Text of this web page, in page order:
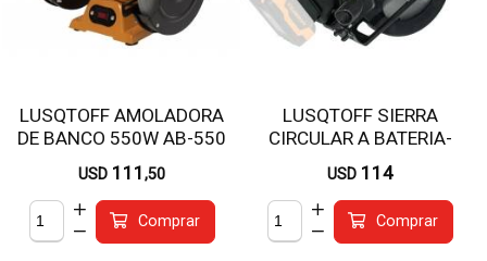
LUSQTOFF AMOLADORA
DE BANCO 550W AB-550
USD 111,50
Comprar
LUSQTOFF SIERRA
CIRCULAR A BATERIA-
7,1/4" S/CARGADOR S/BAT.
CSL4500-9B
USD 114
Comprar